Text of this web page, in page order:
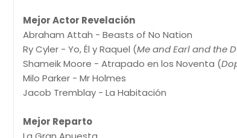
Mejor Actor Revelación
Abraham Attah - Beasts of No Nation
Ry Cyler - Yo, Él y Raquel (Me and Earl and the
Shameik Moore - Atrapado en los Noventa (
Milo Parker - Mr Holmes
Jacob Tremblay - La Habitación
Mejor Reparto